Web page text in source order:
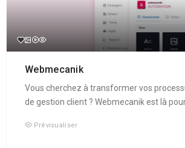
Webmecanik
Vous cherchez à transformer vos
de gestion client ? Webmecanik est là
Prévisualiser